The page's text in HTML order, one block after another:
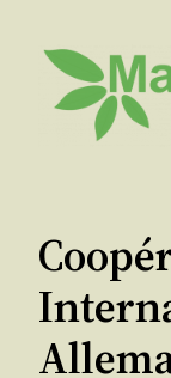
contenu